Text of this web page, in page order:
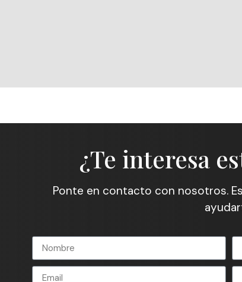
¿Te interesa
Ponte en contacto con nosotros.